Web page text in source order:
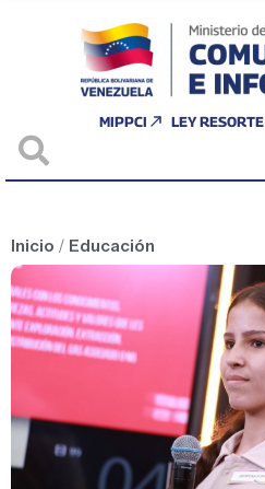
MIPPCI LEY RESORTE
Inicio / Educación